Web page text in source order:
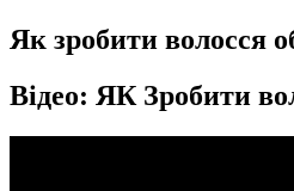
Як зробити волосся
Відео: ЯК Зробити